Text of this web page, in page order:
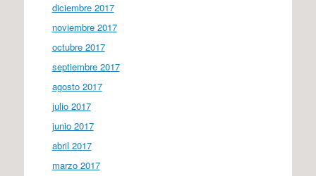
diciembre 2017
noviembre 2017
octubre 2017
septiembre 2017
agosto 2017
julio 2017
junio 2017
abril 2017
marzo 2017